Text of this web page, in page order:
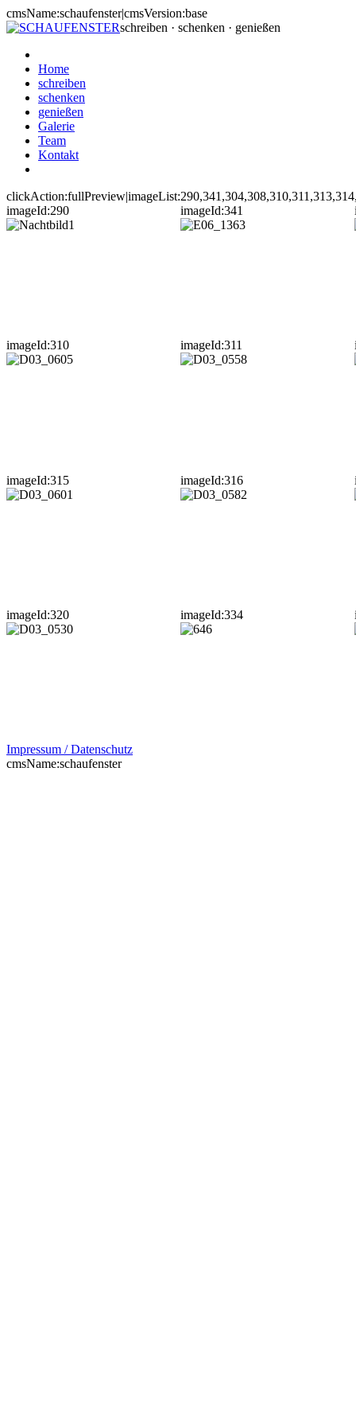
cmsName:schaufenster|cmsVersion:base
schreiben · schenken · genießen
Home
schreiben
schenken
genießen
Galerie
Team
Kontakt
imageId:290
imageId:341
imageId:310 imageId:311
imageId:315 imageId:316
imageId:320 imageId:334
Impressum / Datenschutz
cmsName:schaufenster